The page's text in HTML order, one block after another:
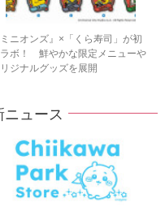
ミニオンズ』×「くら寿司」が初
ラボ！ 鮮やかな限定メニューや
ジナルグッズを展開
ュース